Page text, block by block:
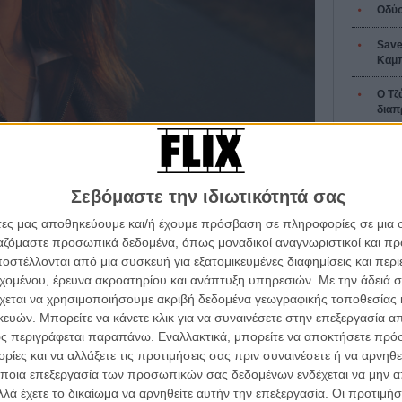
Σεβόμαστε την ιδιωτικότητά σας
μας αποθηκεύουμε και/ή έχουμε πρόσβαση σε πληροφορίες σε
προσωπικά δεδομένα, όπως μοναδικοί αναγνωριστικοί και
από μια συσκευή για εξατομικευμένες διαφημίσεις και
έρευνα ακροατηρίου και ανάπτυξη υπηρεσιών. Με την άδειά
να χρησιμοποιήσουμε ακριβή δεδομένα γεωγραφικής τοποθεσίας
Μπορείτε να κάνετε κλικ για να συναινέσετε στην επεξεργασία
περιγράφεται παραπάνω. Εναλλακτικά, μπορείτε να αποκτήσετε
και να αλλάξετε τις προτιμήσεις σας πριν συναινέσετε ή να
επεξεργασία των προσωπικών σας δεδομένων ενδέχεται να μην
έχετε το δικαίωμα να αρνηθείτε αυτήν την επεξεργασία. Οι
στη Μυτιλήνη. Ένα οδοιπορικό γεμάτο μουσική,
Γελαστοί Τσιγγάνοι»), μια γαλλοελληνική
Πατακιά στον πρώτο μεγάλο πρωταγωνιστικό της
3
Ο
10
Θέλω
τα βλέπεις όλα σινεμά...
εβδομάδα
τρόπο του flix
του flix, στο inbox σου